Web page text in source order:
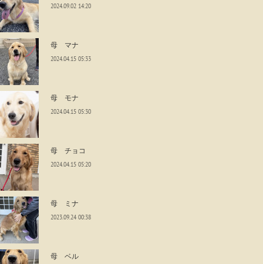
2024.09.02 14:20
母 マナ
2024.04.15 05:33
母 モナ
2024.04.15 05:30
母 チョコ
2024.04.15 05:20
母 ミナ
2023.09.24 00:38
母 ベル